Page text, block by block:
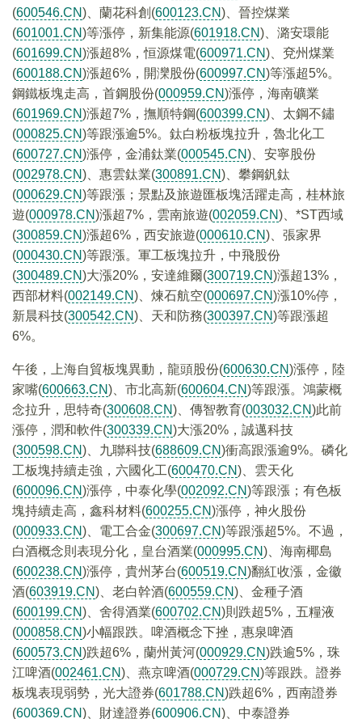
(600546.CN)、蘭花科創(600123.CN)、晉控煤業
(601001.CN)等漲停，新集能源(601918.CN)、潞安環能
(601699.CN)漲超8%，恒源煤電(600971.CN)、兗州煤業
(600188.CN)漲超6%，開灤股份(600997.CN)等漲超5%。
鋼鐵板塊走高，首鋼股份(000959.CN)漲停，海南礦業
(601969.CN)漲超7%，撫順特鋼(600399.CN)、太鋼不鏽
(000825.CN)等跟漲逾5%。鈦白粉板塊拉升，魯北化工
(600727.CN)漲停，金浦鈦業(000545.CN)、安寧股份
(002978.CN)、惠雲鈦業(300891.CN)、攀鋼釩鈦
(000629.CN)等跟漲；景點及旅遊匯板塊活躍走高，桂林旅
遊(000978.CN)漲超7%，雲南旅遊(002059.CN)、*ST西域
(300859.CN)漲超6%，西安旅遊(000610.CN)、張家界
(000430.CN)等跟漲。軍工板塊拉升，中飛股份
(300489.CN)大漲20%，安達維爾(300719.CN)漲超13%，
西部材料(002149.CN)、煉石航空(000697.CN)漲10%停，
新晨科技(300542.CN)、天和防務(300397.CN)等跟漲超
6%。
午後，上海自貿板塊異動，龍頭股份(600630.CN)漲停，陸
家嘴(600663.CN)、市北高新(600604.CN)等跟漲。鴻蒙概
念拉升，思特奇(300608.CN)、傳智教育(003032.CN)此前
漲停，潤和軟件(300339.CN)大漲20%，誠邁科技
(300598.CN)、九聯科技(688609.CN)衝高跟漲逾9%。磷化
工板塊持續走強，六國化工(600470.CN)、雲天化
(600096.CN)漲停，中泰化學(002092.CN)等跟漲；有色板
塊持續走高，鑫科材料(600255.CN)漲停，神火股份
(000933.CN)、電工合金(300697.CN)等跟漲超5%。不過，
白酒概念則表現分化，皇台酒業(000995.CN)、海南椰島
(600238.CN)漲停，貴州茅台(600519.CN)翻紅收漲，金徽
酒(603919.CN)、老白幹酒(600559.CN)、金種子酒
(600199.CN)、舍得酒業(600702.CN)則跌超5%，五糧液
(000858.CN)小幅跟跌。啤酒概念下挫，惠泉啤酒
(600573.CN)跌超6%，蘭州黃河(000929.CN)跌逾5%，珠
江啤酒(002461.CN)、燕京啤酒(000729.CN)等跟跌。證券
板塊表現弱勢，光大證券(601788.CN)跌超6%，西南證券
(600369.CN)、財達證券(600906.CN)、中泰證券